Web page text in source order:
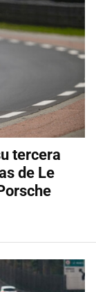
tercera
de Le